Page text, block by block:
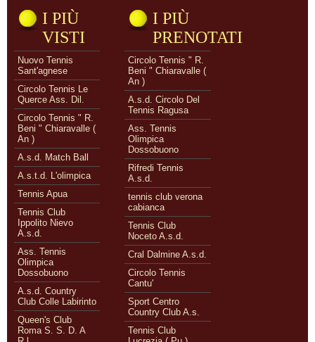
I PIÙ
VISTI
Nuovo Tennis
Sant'agnese
Circolo Tennis Le
Querce Ass. Dil.
Circolo Tennis " R.
Beni " Chiaravalle (
An )
A.s.d. Match Ball
A.s.t.d. L'olimpica
Tennis Apua
Tennis Club
Ippolito Nievo
A.s.d.
Ass. Tennis
Olimpica
Dossobuono
A.s.d. Country
Club Colle Labirinto
Queen's Club
Roma S. S. D. A
I PIÙ
PRENOTATI
Circolo Tennis " R.
Beni " Chiaravalle (
An )
A.s.d. Circolo Del
Tennis Ragusa
Ass. Tennis
Olimpica
Dossobuono
Rifredi Tennis
A.s.d.
tennis club verona
cabianca
Tennis Club
Noceto A.s.d.
Cral Dalmine A.s.d.
Circolo Tennis
Cantu'
Sport Centro
Country Club A.s.
Tennis Club